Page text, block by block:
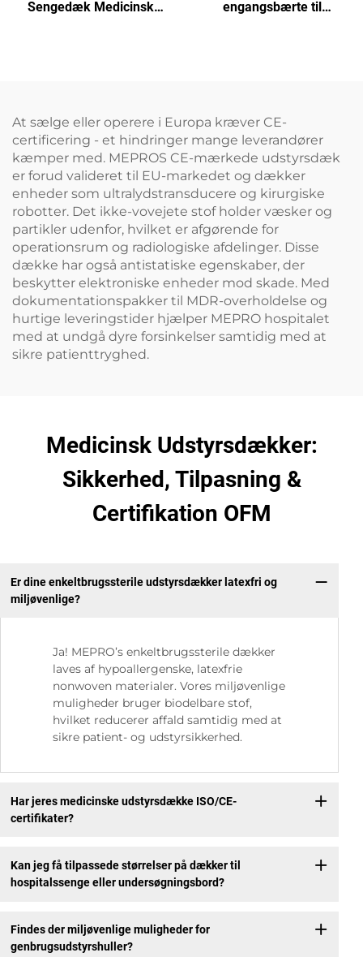
Sengedæk Medicinsk
engangsbærte til
At sælge eller operere i Europa kræver CE-
certificering - et hindringer mange leverandører
kæmper med. MEPROS CE-mærkede udstyrsdæk
er forud valideret til EU-markedet og dækker
enheder som ultralydstransducere og kirurgiske
robotter. Det ikke-vovejete stof holder væsker og
partikler udenfor, hvilket er afgørende for
operationsrum og radiologiske afdelinger. Disse
dække har også antistatiske egenskaber, der
beskytter elektroniske enheder mod skade. Med
dokumentationspakker til MDR-overholdelse og
hurtige leveringstider hjælper MEPRO hospitalet
med at undgå dyre forsinkelser samtidig med at
sikre patienttryghed.
Medicinsk Udstyrsdækker:
Sikkerhed, Tilpasning &
Certifikation OFM
Er dine enkeltbrugssterile udstyrsdækker latexfri og
miljøvenlige?
Ja! MEPRO’s enkeltbrugssterile dækker
laves af hypoallergenske, latexfrie
nonwoven materialer. Vores miljøvenlige
muligheder bruger biodelbare stof,
hvilket reducerer affald samtidig med at
sikre patient- og udstyrsikkerhed.
Har jeres medicinske udstyrsdække ISO/CE-
certifikater?
Kan jeg få tilpassede størrelser på dækker til
hospitalssenge eller undersøgningsbord?
Findes der miljøvenlige muligheder for
genbrugsudstyrshuller?